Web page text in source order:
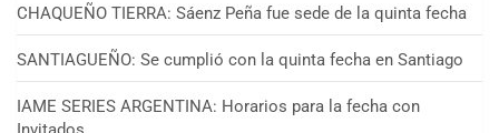
CHAQUEÑO TIERRA: Sáenz Peña fue sede de la quinta fecha
SANTIAGUEÑO: Se cumplió con la quinta fecha en Santiago
IAME SERIES ARGENTINA: Horarios para la fecha con